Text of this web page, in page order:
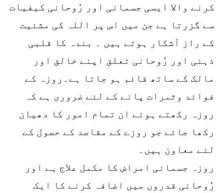
کرنے والا ایسی جسمانی اور رُوحانی کیفیات
سے گزرتا ہے جن میں اس پر اللہ کی مشئیت
کے راز آشکار ہوتے ہیں ۔ بندہ کا قلبی
ذہنی اور رُوحانی تعلق اپنے خالق اور
مالک کے ساتھ قائم ہو جاتا ہے۔روزہ کے
فوائد وثمرات پانے کے لئے ضروری ہے کہ
روزہ رکھتے ہوئے ان تمام امور کا دھیان
رکھا جائے جو روزے کے مقاصد کے حصول کے
لئے معاون ہیں۔
روزہ جسمانی امراض کا مکمل علاج ہے اور
رُوحانی قدروں میں اضافہ کرنے کا ایک